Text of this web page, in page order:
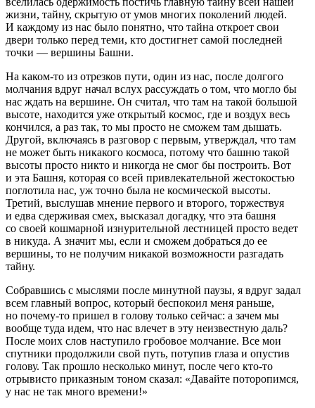
жизни, тайну, скрытую от умов многих поколений людей.
И каждому из нас было понятно, что тайна откроет свои
двери только перед теми, кто достигнет самой последней
точки — вершины Башни.
На каком-то из отрезков пути, один из нас, после долгого
молчания вдруг начал вслух рассуждать о том, что могло бы
нас ждать на вершине. Он считал, что там на такой большой
высоте, находится уже открытый космос, где и воздух весь
кончился, а раз так, то мы просто не сможем там дышать.
Другой, включаясь в разговор с первым, утверждал, что там
не может быть никакого космоса, потому что башню такой
высоты просто никто и никогда не смог бы построить. Вот
и эта Башня, которая со всей привлекательной жестокостью
поглотила нас, уж точно была не космической высоты.
Третий, выслушав мнение первого и второго, торжествуя
и едва сдерживая смех, высказал догадку, что эта башня
со своей кошмарной изнурительной лестницей просто ведет
в никуда. А значит мы, если и сможем добраться до ее
вершины, то не получим никакой возможности разгадать
тайну.
Собравшись с мыслями после минутной паузы, я вдруг задал
всем главный вопрос, который беспокоил меня раньше,
но почему-то пришел в голову только сейчас: а зачем мы
вообще туда идем, что нас влечет в эту неизвестную даль?
После моих слов наступило гробовое молчание. Все мои
спутники продолжили свой путь, потупив глаза и опустив
голову. Так прошло несколько минут, после чего кто-то
отрывисто приказным тоном сказал: «Давайте поторопимся,
у нас не так много времени!»